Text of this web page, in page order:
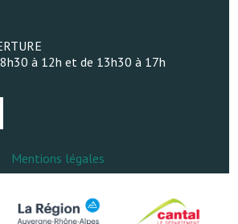
à 12h et de 13h30 à 17h
Mentions légales